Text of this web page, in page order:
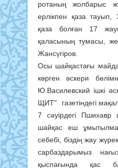
ротаның жолбарыс
ерлікпен қаза
қаза болған 17
қаласының тумасы,
Жансүгіров.
Осы шайқастағы
көрген әскери
Ю.Василевский ішкі
ЩИТ" газетіндегі
7 сәуірдегі Пшихавр
шайқас еш
себебі, біздің жау
сарбаздарымыз
қыспағында қас